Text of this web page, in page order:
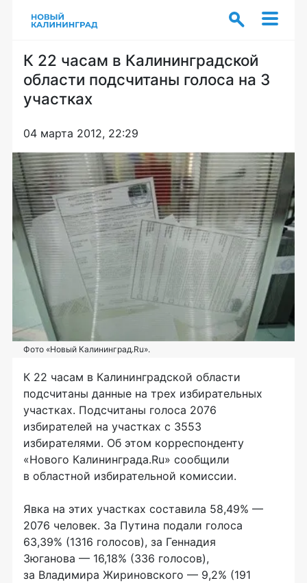
К 22 часам в Калининградской
области подсчитаны голоса на 3
участках
04 марта 2012, 22:29
Фото «Новый Калининград.Ru».
К 22 часам в Калининградской области
подсчитаны данные на трех избирательных
участках. Подсчитаны голоса 2076
избирателей на участках с 3553
избирателями. Об этом корреспонденту
«Нового Калининграда.Ru» сообщили
в областной избирательной комиссии.
Явка на этих участках составила 58,49% —
2076 человек. За Путина подали голоса
63,39% (1316 голосов), за Геннадия
Зюганова — 16,18% (336 голосов),
за Владимира Жириновского — 9,2% (191